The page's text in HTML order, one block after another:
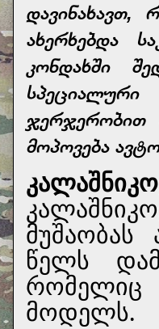
დავინახავთ,
ახერხებდა
კონდახში
სპეციალური
ჯერჯერობით
მოპოვება
მუშაობას
წელს
მოდელს.